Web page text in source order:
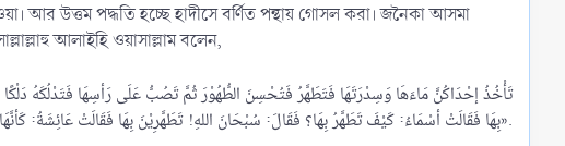
আর উত্তম পদ্ধতি হচ্ছে হাদীসে বর্ণিত পন্থায় গোসল করা। জনৈকা আসমা
আলাইহি ওয়াসাল্লাম বলেন,
بِهَا فَقَالَتْ أسْمَاءُ: كَيْفَ تَطَهَّرُ بِهَا؟ فَقَالَ: سُبْحَانَ اللهِ! تَطَهَّرِيْنَ بِهَا فَقَالَتْ عَائِشَةُ: كَأنَّهَا تُخْفِيْ ذَلِكَ تَتَّبِعيْنَ أثَرَ الدَّمِ».​